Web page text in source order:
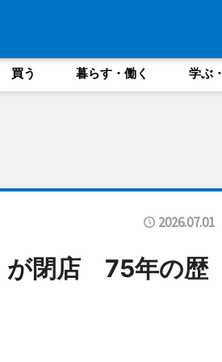
買う 暮らす・働く 学ぶ
2026.07.01
が閉店 75年の歴